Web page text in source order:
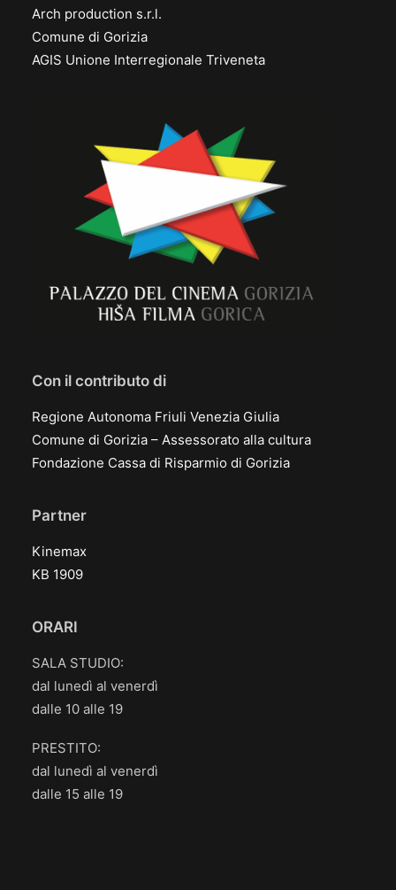
Arch production s.r.l.
Comune di Gorizia
AGIS Unione Interregionale Triveneta
Con il contributo di
Regione Autonoma Friuli Venezia Giulia
Comune di Gorizia – Assessorato alla cultura
Fondazione Cassa di Risparmio di Gorizia
Partner
Kinemax
KB 1909
ORARI
SALA STUDIO:
dal lunedì al venerdì
dalle 10 alle 19
PRESTITO:
dal lunedì al venerdì
dalle 15 alle 19